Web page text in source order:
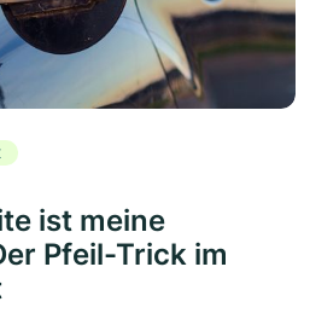
ist meine
Pfeil-Trick im